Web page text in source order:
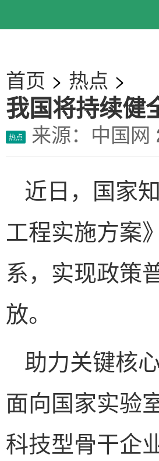
首页 > 热点 >
我国将持续健
热点 来源：中国网
近日，国家
工程实施方案
系，实现政策
放。
助力关键核
面向国家实验
科技型骨干企